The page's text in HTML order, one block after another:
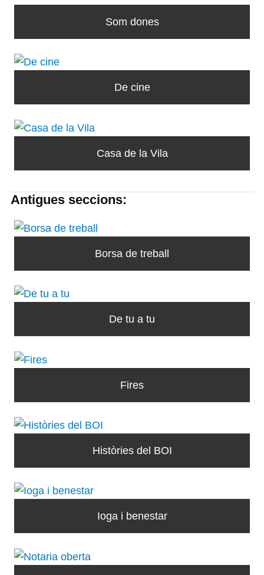
Som dones
De cine
Casa de la Vila
Antigues seccions:
Borsa de treball
De tu a tu
Fires
Històries del BOI
Ioga i benestar